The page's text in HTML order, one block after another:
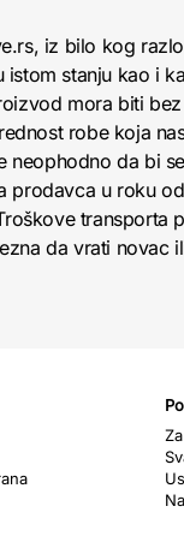
iz bilo kog
stanju kao i
mora biti
robe koja
neophodno da bi
prodavca u roku
transporta
da vrati novac